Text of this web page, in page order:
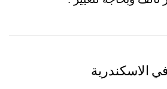
الاسكندرية